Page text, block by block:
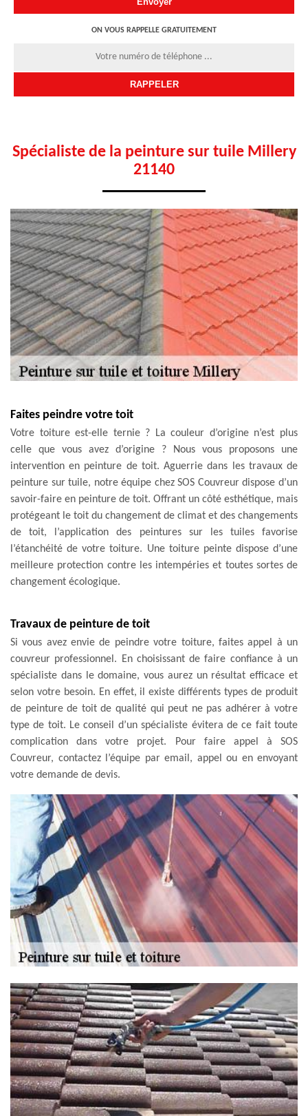
ON VOUS RAPPELLE GRATUITEMENT
Spécialiste de la peinture sur tuile Millery
21140
Faites peindre votre toit
Votre toiture est-elle ternie ? La couleur d’origine n’est plus
celle que vous avez d’origine ? Nous vous proposons une
intervention en peinture de toit. Aguerrie dans les travaux de
peinture sur tuile, notre équipe chez SOS Couvreur dispose d’un
savoir-faire en peinture de toit. Offrant un côté esthétique, mais
protégeant le toit du changement de climat et des changements
de toit, l’application des peintures sur les tuiles favorise
l’étanchéité de votre toiture. Une toiture peinte dispose d’une
meilleure protection contre les intempéries et toutes sortes de
changement écologique.
Travaux de peinture de toit
Si vous avez envie de peindre votre toiture, faites appel à un
couvreur professionnel. En choisissant de faire confiance à un
spécialiste dans le domaine, vous aurez un résultat efficace et
selon votre besoin. En effet, il existe différents types de produit
de peinture de toit de qualité qui peut ne pas adhérer à votre
type de toit. Le conseil d’un spécialiste évitera de ce fait toute
complication dans votre projet. Pour faire appel à SOS
Couvreur, contactez l’équipe par email, appel ou en envoyant
votre demande de devis.